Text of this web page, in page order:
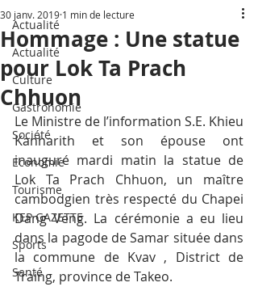
Actualité
Actualité
Culture
Gastronomie
Société
Economie
Tourisme
KEP GAZETTE
Sports
Santé
Hommage : Une statue
pour Lok Ta Prach
Chhuon
30 janv. 2019 1 min de lecture
Le Ministre de l’information S.E. Khieu
Kanharith et son épouse ont
inauguré mardi matin la statue de
Lok Ta Prach Chhuon, un maître
cambodgien très respecté du Chapei
Dang Veng. La cérémonie a eu lieu
dans la pagode de Samar située dans
la commune de Kvav , District de
Traing, province de Takeo.